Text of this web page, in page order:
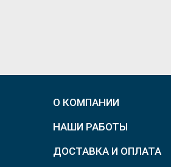
О КОМПАНИИ
НАШИ РАБОТЫ
ДОСТАВКА И ОПЛАТА